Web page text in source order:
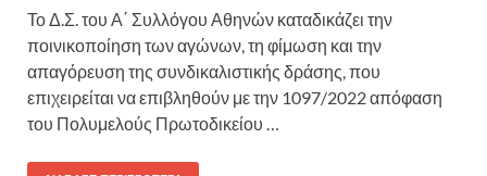
Το Δ.Σ. του Α΄ Συλλόγου Αθηνών καταδικάζει την
ποινικοποίηση των αγώνων, τη φίμωση και την
απαγόρευση της συνδικαλιστικής δράσης, που
επιχειρείται να επιβληθούν με την 1097/2022 απόφαση
του Πολυμελούς Πρωτοδικείου …